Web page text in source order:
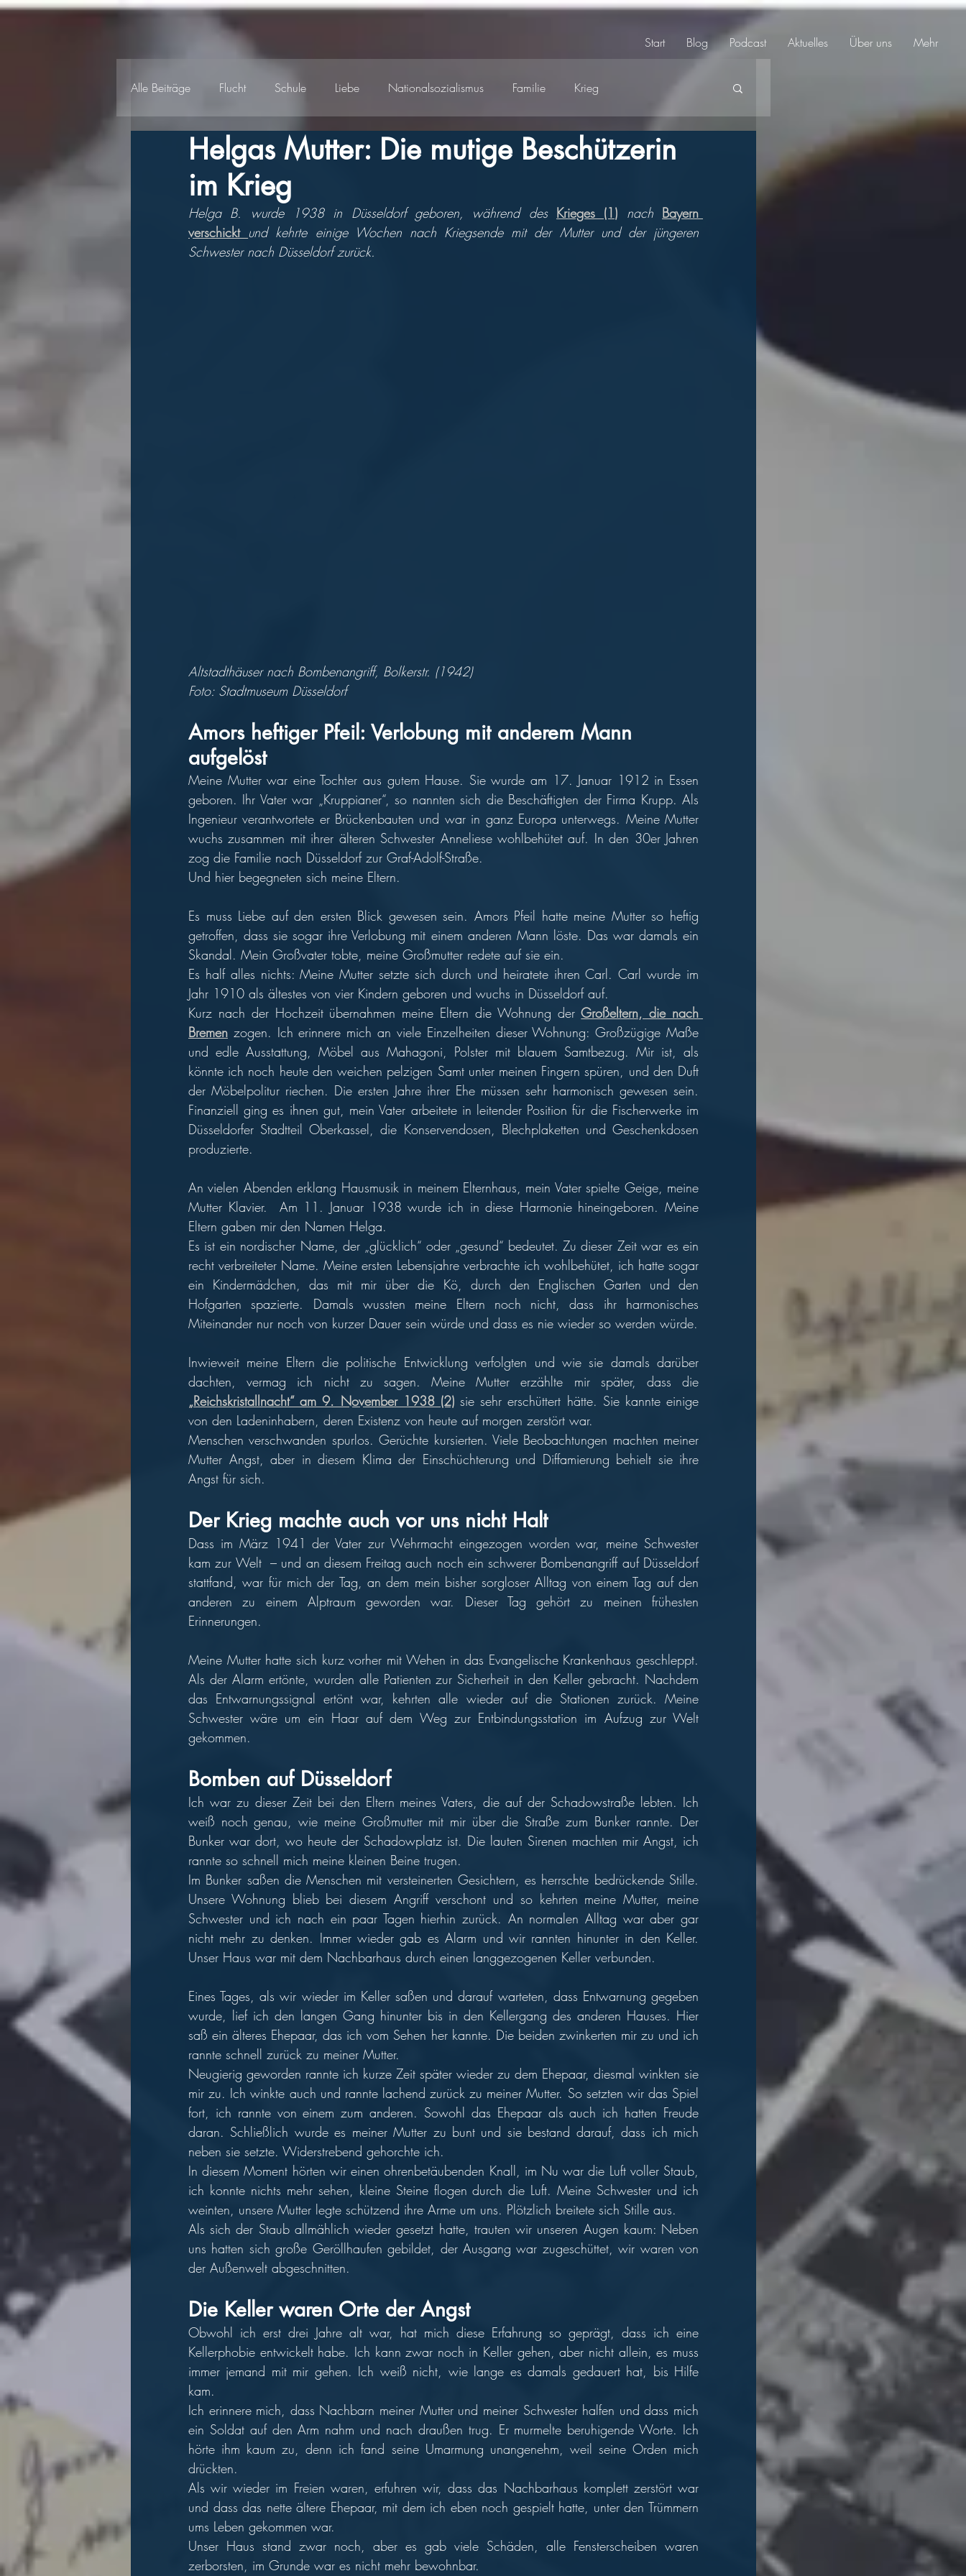
Start Blog Podcast Aktuelles Über uns Mehr
Alle Beiträge Flucht Schule Liebe Nationalsozialismus Familie Krieg
Beruf und Ausbildung DDR Auto Feste
Helgas Mutter: Die mutige Beschützerin
im Krieg
Helga B. wurde 1938 in Düsseldorf geboren, während des Krieges (1) nach Bayern
verschickt und kehrte einige Wochen nach Kriegsende mit der Mutter und der jüngeren
Schwester nach Düsseldorf zurück.
Altstadthäuser nach Bombenangriff, Bolkerstr. (1942)
Foto: Stadtmuseum Düsseldorf
Amors heftiger Pfeil: Verlobung mit anderem Mann
aufgelöst
Meine Mutter war eine Tochter aus gutem Hause. Sie wurde am 17. Januar 1912 in Essen
geboren. Ihr Vater war „Kruppianer“, so nannten sich die Beschäftigten der Firma Krupp. Als
Ingenieur verantwortete er Brückenbauten und war in ganz Europa unterwegs. Meine Mutter
wuchs zusammen mit ihrer älteren Schwester Anneliese wohlbehütet auf. In den 30er Jahren
zog die Familie nach Düsseldorf zur Graf-Adolf-Straße.
Und hier begegneten sich meine Eltern.
Es muss Liebe auf den ersten Blick gewesen sein. Amors Pfeil hatte meine Mutter so heftig
getroffen, dass sie sogar ihre Verlobung mit einem anderen Mann löste. Das war damals ein
Skandal. Mein Großvater tobte, meine Großmutter redete auf sie ein.
Es half alles nichts: Meine Mutter setzte sich durch und heiratete ihren Carl. Carl wurde im
Jahr 1910 als ältestes von vier Kindern geboren und wuchs in Düsseldorf auf.
Kurz nach der Hochzeit übernahmen meine Eltern die Wohnung der Großeltern, die nach
Bremen zogen. Ich erinnere mich an viele Einzelheiten dieser Wohnung: Großzügige Maße
und edle Ausstattung, Möbel aus Mahagoni, Polster mit blauem Samtbezug. Mir ist, als
könnte ich noch heute den weichen pelzigen Samt unter meinen Fingern spüren, und den Duft
der Möbelpolitur riechen. Die ersten Jahre ihrer Ehe müssen sehr harmonisch gewesen sein.
Finanziell ging es ihnen gut, mein Vater arbeitete in leitender Position für die Fischerwerke im
Düsseldorfer Stadtteil Oberkassel, die Konservendosen, Blechplaketten und Geschenkdosen
produzierte.
An vielen Abenden erklang Hausmusik in meinem Elternhaus, mein Vater spielte Geige, meine
Mutter Klavier.  Am 11. Januar 1938 wurde ich in diese Harmonie hineingeboren. Meine
Eltern gaben mir den Namen Helga.
Es ist ein nordischer Name, der „glücklich“ oder „gesund“ bedeutet. Zu dieser Zeit war es ein
recht verbreiteter Name. Meine ersten Lebensjahre verbrachte ich wohlbehütet, ich hatte sogar
ein Kindermädchen, das mit mir über die Kö, durch den Englischen Garten und den
Hofgarten spazierte. Damals wussten meine Eltern noch nicht, dass ihr harmonisches
Inwieweit meine Eltern die politische Entwicklung verfolgten und wie sie damals darüber
„Reichskristallnacht“ am 9. November 1938 (2) sie sehr erschüttert hätte. Sie kannte einige
von den Ladeninhabern, deren Existenz von heute auf morgen zerstört war.
Menschen verschwanden spurlos. Gerüchte kursierten. Viele Beobachtungen machten meiner
Mutter Angst, aber in diesem Klima der Einschüchterung und Diffamierung behielt sie ihre
Angst für sich.
Der Krieg machte auch vor uns nicht Halt
Dass im März 1941 der Vater zur Wehrmacht eingezogen worden war, meine Schwester
kam zur Welt  – und an diesem Freitag auch noch ein schwerer Bombenangriff auf Düsseldorf
stattfand, war für mich der Tag, an dem mein bisher sorgloser Alltag von einem Tag auf den
anderen zu einem Alptraum geworden war. Dieser Tag gehört zu meinen frühesten
Erinnerungen.
Meine Mutter hatte sich kurz vorher mit Wehen in das Evangelische Krankenhaus geschleppt.
Als der Alarm ertönte, wurden alle Patienten zur Sicherheit in den Keller gebracht. Nachdem
das Entwarnungssignal ertönt war, kehrten alle wieder auf die Stationen zurück. Meine
Schwester wäre um ein Haar auf dem Weg zur Entbindungsstation im Aufzug zur Welt
gekommen.
Bomben auf Düsseldorf
Ich war zu dieser Zeit bei den Eltern meines Vaters, die auf der Schadowstraße lebten. Ich
weiß noch genau, wie meine Großmutter mit mir über die Straße zum Bunker rannte. Der
Bunker war dort, wo heute der Schadowplatz ist. Die lauten Sirenen machten mir Angst, ich
rannte so schnell mich meine kleinen Beine trugen.
Im Bunker saßen die Menschen mit versteinerten Gesichtern, es herrschte bedrückende Stille.
Unsere Wohnung blieb bei diesem Angriff verschont und so kehrten meine Mutter, meine
Schwester und ich nach ein paar Tagen hierhin zurück. An normalen Alltag war aber gar
nicht mehr zu denken. Immer wieder gab es Alarm und wir rannten hinunter in den Keller.
Unser Haus war mit dem Nachbarhaus durch einen langgezogenen Keller verbunden.
Eines Tages, als wir wieder im Keller saßen und darauf warteten, dass Entwarnung gegeben
wurde, lief ich den langen Gang hinunter bis in den Kellergang des anderen Hauses. Hier
saß ein älteres Ehepaar, das ich vom Sehen her kannte. Die beiden zwinkerten mir zu und ich
rannte schnell zurück zu meiner Mutter.
Neugierig geworden rannte ich kurze Zeit später wieder zu dem Ehepaar, diesmal winkten sie
mir zu. Ich winkte auch und rannte lachend zurück zu meiner Mutter. So setzten wir das Spiel
fort, ich rannte von einem zum anderen. Sowohl das Ehepaar als auch ich hatten Freude
daran. Schließlich wurde es meiner Mutter zu bunt und sie bestand darauf, dass ich mich
neben sie setzte. Widerstrebend gehorchte ich.
In diesem Moment hörten wir einen ohrenbetäubenden Knall, im Nu war die Luft voller Staub,
ich konnte nichts mehr sehen, kleine Steine flogen durch die Luft. Meine Schwester und ich
weinten, unsere Mutter legte schützend ihre Arme um uns. Plötzlich breitete sich Stille aus.
Als sich der Staub allmählich wieder gesetzt hatte, trauten wir unseren Augen kaum: Neben
uns hatten sich große Geröllhaufen gebildet, der Ausgang war zugeschüttet, wir waren von
der Außenwelt abgeschnitten.
Die Keller waren Orte der Angst
Obwohl ich erst drei Jahre alt war, hat mich diese Erfahrung so geprägt, dass ich eine
Kellerphobie entwickelt habe. Ich kann zwar noch in Keller gehen, aber nicht allein, es muss
immer jemand mit mir gehen. Ich weiß nicht, wie lange es damals gedauert hat, bis Hilfe
kam.
Ich erinnere mich, dass Nachbarn meiner Mutter und meiner Schwester halfen und dass mich
ein Soldat auf den Arm nahm und nach draußen trug. Er murmelte beruhigende Worte. Ich
hörte ihm kaum zu, denn ich fand seine Umarmung unangenehm, weil seine Orden mich
drückten.
Als wir wieder im Freien waren, erfuhren wir, dass das Nachbarhaus komplett zerstört war
und dass das nette ältere Ehepaar, mit dem ich eben noch gespielt hatte, unter den Trümmern
ums Leben gekommen war.
Unser Haus stand zwar noch, aber es gab viele Schäden, alle Fensterscheiben waren
zerborsten, im Grunde war es nicht mehr bewohnbar.